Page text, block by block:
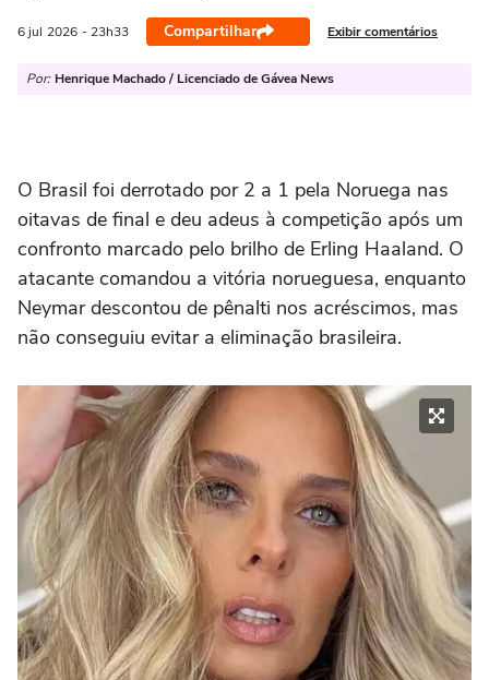
6 jul 2026 - 23h33 Compartilhar Exibir comentários
Por: Henrique Machado / Licenciado de Gávea News
O Brasil foi derrotado por 2 a 1 pela Noruega nas
oitavas de final e deu adeus à competição após um
confronto marcado pelo brilho de Erling Haaland. O
atacante comandou a vitória norueguesa, enquanto
Neymar descontou de pênalti nos acréscimos, mas
não conseguiu evitar a eliminação brasileira.